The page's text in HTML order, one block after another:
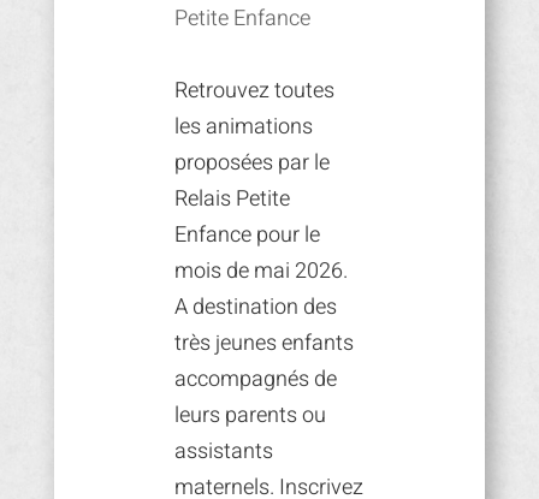
Petite Enfance
Retrouvez toutes
les animations
proposées par le
Relais Petite
Enfance pour le
mois de mai 2026.
A destination des
très jeunes enfants
accompagnés de
leurs parents ou
assistants
maternels. Inscrivez